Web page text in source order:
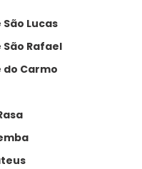
São Lucas
São Rafael
do Carmo